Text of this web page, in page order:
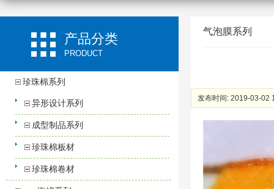
产品分类
PRODUCT
珍珠棉系列
异形设计系列
成型制品系列
珍珠棉板材
珍珠棉卷材
气泡膜系列
发布时间: 2019-03-02